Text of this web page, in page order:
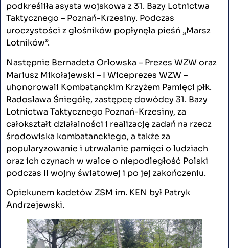
podkreśliła asysta wojskowa z 31. Bazy Lotnictwa
Taktycznego – Poznań-Krzesiny. Podczas
uroczystości z głośników popłynęła pieśń „Marsz
Lotników”.
Następnie Bernadeta Orłowska – Prezes WZW oraz
Mariusz Mikołajewski – I Wiceprezes WZW –
uhonorowali Kombatanckim Krzyżem Pamięci płk.
Radosława Śniegółę, zastępcę dowódcy 31. Bazy
Lotnictwa Taktycznego Poznań-Krzesiny, za
całokształt działalności i realizację zadań na rzecz
środowiska kombatanckiego, a także za
popularyzowanie i utrwalanie pamięci o ludziach
oraz ich czynach w walce o niepodległość Polski
podczas II wojny światowej i po jej zakończeniu.
Opiekunem kadetów ZSM im. KEN był Patryk
Andrzejewski.